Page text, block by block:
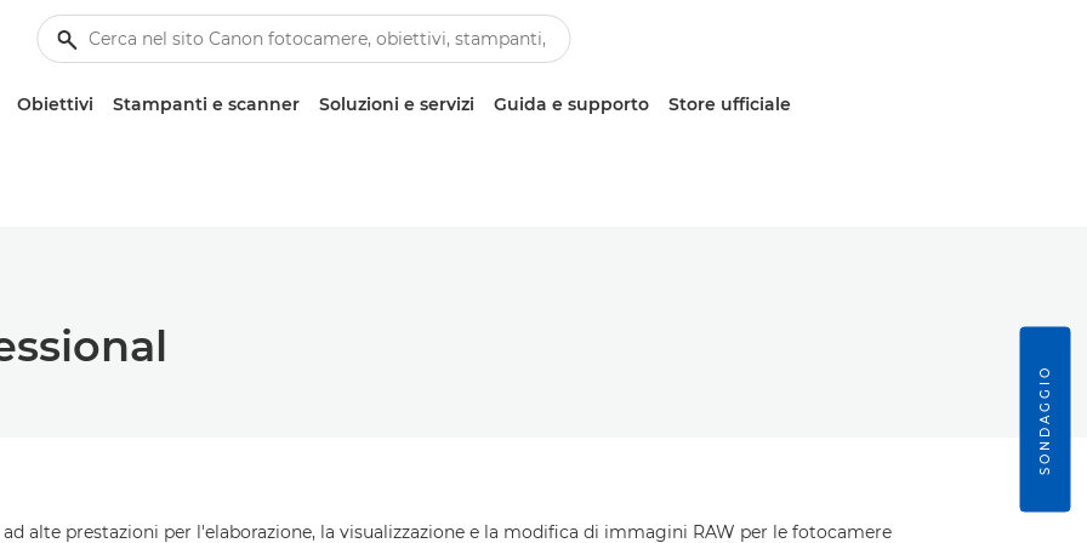
Obiettivi Stampanti e scanner Soluzioni e servizi Guida e supporto Store ufficiale
alte prestazioni per l'elaborazione, la visualizzazione e la modifica di immagini RAW per le fotocamere
SONDAGGIO